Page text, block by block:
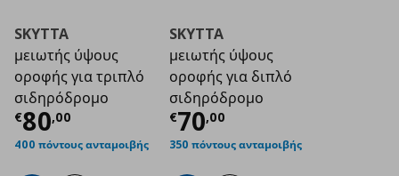
SKYTTA
μειωτής ύψους
οροφής για τριπλό
σιδηρόδρομο
€80,00
Τρέχουσα τιμή€ 80,00
400 πόντους ανταμοιβής
SKYTTA
μειωτής ύψους
οροφής για διπλό
σιδηρόδρομο
€70,00
Τρέχουσα τιμή
350 πόντους ανταμοιβής